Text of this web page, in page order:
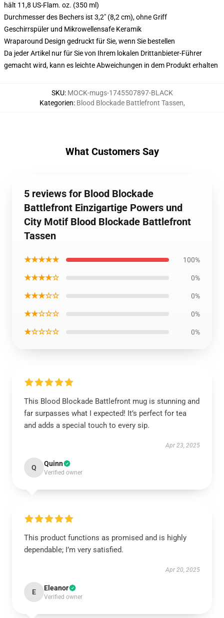
hält 11,8 US-Flam. oz. (350 ml)
Durchmesser des Bechers ist 3,2" (8,2 cm), ohne Griff
Geschirrspüler und Mikrowellensafe Keramik
Wraparound Design gedruckt für Sie, wenn Sie bestellen
Da jeder Artikel nur für Sie von Ihrem lokalen Drittanbieter-Führer
gemacht wird, kann es leichte Abweichungen in dem Produkt erhalten
SKU: MOCK-mugs-1745507897-BLACK
Kategorien: Blood Blockade Battlefront Tassen,
What Customers Say
5 reviews for Blood Blockade
Battlefront Einzigartige Powers und
City Motif Blood Blockade Battlefront
Tassen
★★★★★ 100%
★★★★☆ 0%
★★★☆☆ 0%
★★☆☆☆ 0%
★☆☆☆☆ 0%
This Blood Blockade Battlefront mug is stunning and
far surpasses what I expected! It’s perfect for tea
and adds a special touch to every sip.
Apr 23, 2025
Q Quinn
Verified owner
This product functions as promised and is highly
dependable; I’m very satisfied.
Apr 20, 2025
E Eleanor
Verified owner